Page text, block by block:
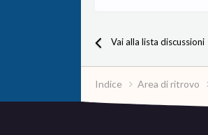
Vai alla lista discussioni
Indice Area di ritrovo